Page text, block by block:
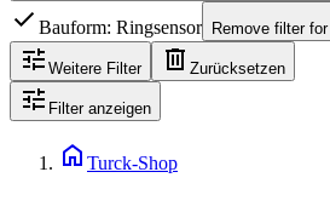
check Bauform: Ringsensor Remove filter for
tune Weitere Filter delete Zurücksetzen
tune Filter anzeigen
home Turck-Shop